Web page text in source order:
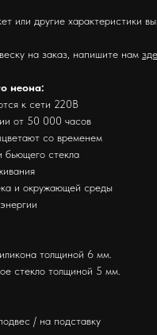
или другие характеристики
на заказ, напишите нам
неона:
к сети 220В
от 50 000 часов
со временем
бьющего стекла
и окружающей среды
толщиной 6 мм.
стекло толщиной 5 мм.
/ на подставку